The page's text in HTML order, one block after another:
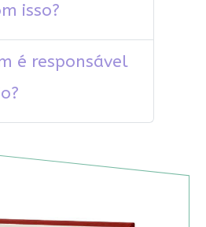
isso?
é responsável